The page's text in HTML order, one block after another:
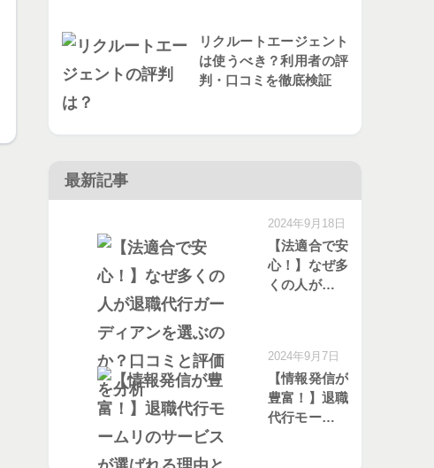
リクルートエージェント
は使うべき？利用者の評
判・口コミを徹底検証
最新記事
【法適合で安
心！】なぜ多
くの人が退職
評価を分析
2024年9月18日
【情報発信が
豊富！】退職
代行モームリ
2024年9月7日